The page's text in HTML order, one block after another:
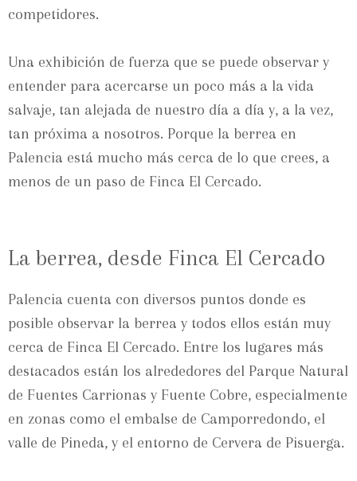
competidores.
Una exhibición de fuerza que se puede observar y
entender para acercarse un poco más a la vida
salvaje, tan alejada de nuestro día a día y, a la vez,
tan próxima a nosotros. Porque la berrea en
Palencia está mucho más cerca de lo que crees, a
menos de un paso de Finca El Cercado.
La berrea, desde Finca El Cercado
Palencia cuenta con diversos puntos donde es
posible observar la berrea y todos ellos están muy
cerca de Finca El Cercado. Entre los lugares más
destacados están los alrededores del Parque Natural
de Fuentes Carrionas y Fuente Cobre, especialmente
en zonas como el embalse de Camporredondo, el
valle de Pineda, y el entorno de Cervera de Pisuerga.